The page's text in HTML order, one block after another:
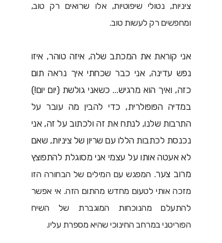
ציניות, נטולי שיפוטיות, אלו שרואים רק טוב,
ומחפשים רק לעשות טוב.
אני קוראת את המכתב שלה, איזה טוהר, איזו
נפש עדינה, אני כבר שכחתי איך נראה תום
כזה, ואיך הוא מרגיש… כשאני גולשת (יום יום!)
במדיה הפופולרית, כדי להבין מה עובר על
התרבות שלנו, לנתח את זה ולכתוב על זה, אני
נכנסת לכתבות הללו עם שריון של ציניות, שאם
לא אעטה אותו על עצמי אני מסוגלת להתפוצץ
מרוב צער. המפגש עם המילים של הבחורה הזו
מזכה אותי לטעום מחדש מהתום הזה. אי אפשר
להתעלם מהנוכחות המוגברת של השיח
הפוריטני במרחב החינוכי שהיא מספרת עליו.